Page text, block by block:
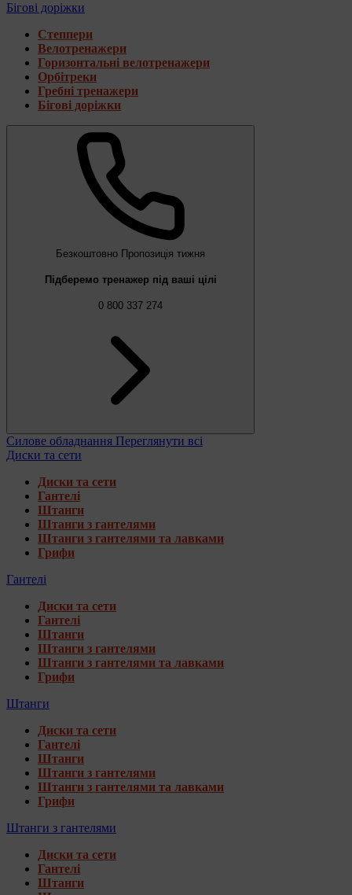
Бігові доріжки
Степпери
Велотренажери
Горизонтальні велотренажери
Орбітреки
Гребні тренажери
Бігові доріжки
Безкоштовно Пропозиція тижня
Підберемо тренажер під ваші цілі
0 800 337 274
Силове обладнання Переглянути всі
Диски та сети
Диски та сети
Гантелі
Штанги
Штанги з гантелями
Штанги з гантелями та лавками
Грифи
Гантелі
Диски та сети
Гантелі
Штанги
Штанги з гантелями
Штанги з гантелями та лавками
Грифи
Штанги
Диски та сети
Гантелі
Штанги
Штанги з гантелями
Штанги з гантелями та лавками
Грифи
Штанги з гантелями
Диски та сети
Гантелі
Штанги